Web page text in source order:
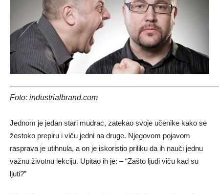
Foto: industrialbrand.com
Jednom je jedan stari mudrac, zatekao svoje učenike kako se
žestoko prepiru i viču jedni na druge. Njegovom pojavom
rasprava je utihnula, a on je iskoristio priliku da ih nauči jednu
važnu životnu lekciju. Upitao ih je: – “Zašto ljudi viču kad su
ljuti?”